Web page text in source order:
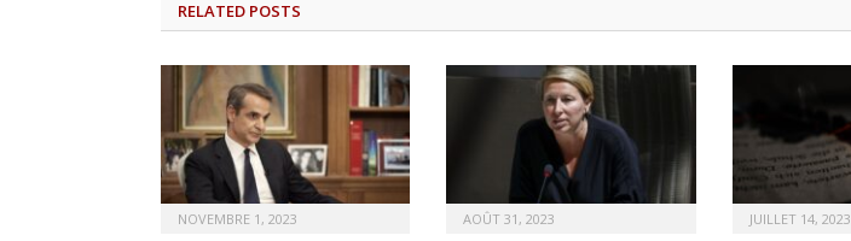
RELATED POSTS
NOVEMBRE 1, 2023 AOÛT 31, 2023 JUILLET 14, 2023